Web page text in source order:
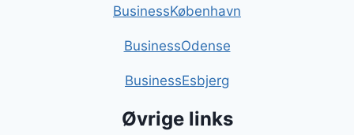
BusinessKøbenhavn
BusinessOdense
BusinessEsbjerg
Øvrige links